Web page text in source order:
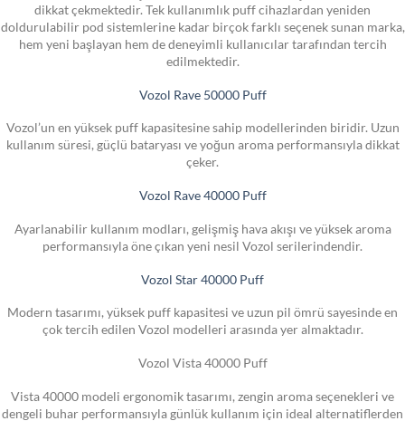
dikkat çekmektedir. Tek kullanımlık puff cihazlardan yeniden
doldurulabilir pod sistemlerine kadar birçok farklı seçenek sunan marka,
hem yeni başlayan hem de deneyimli kullanıcılar tarafından tercih
edilmektedir.
Vozol Rave 50000 Puff
Vozol’un en yüksek puff kapasitesine sahip modellerinden biridir. Uzun
kullanım süresi, güçlü bataryası ve yoğun aroma performansıyla dikkat
çeker.
Vozol Rave 40000 Puff
Ayarlanabilir kullanım modları, gelişmiş hava akışı ve yüksek aroma
performansıyla öne çıkan yeni nesil Vozol serilerindendir.
Vozol Star 40000 Puff
Modern tasarımı, yüksek puff kapasitesi ve uzun pil ömrü sayesinde en
çok tercih edilen Vozol modelleri arasında yer almaktadır.
Vozol Vista 40000 Puff
Vista 40000 modeli ergonomik tasarımı, zengin aroma seçenekleri ve
dengeli buhar performansıyla günlük kullanım için ideal alternatiflerden